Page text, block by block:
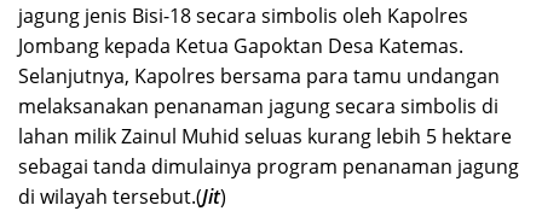
jagung jenis Bisi-18 secara simbolis oleh Kapolres
Jombang kepada Ketua Gapoktan Desa Katemas.
Selanjutnya, Kapolres bersama para tamu undangan
melaksanakan penanaman jagung secara simbolis di
lahan milik Zainul Muhid seluas kurang lebih 5 hektare
sebagai tanda dimulainya program penanaman jagung
di wilayah tersebut.(Jit)